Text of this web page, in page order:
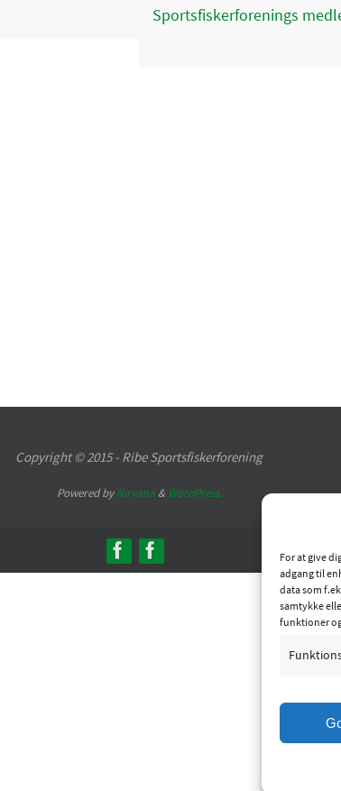
For at give
adgang til
data som
samtykke
funktioner
Sportsfiskerforenings
Copyright © 2015 - Ribe Sportsfiskerforening
Powered byNirvana& WordPress.